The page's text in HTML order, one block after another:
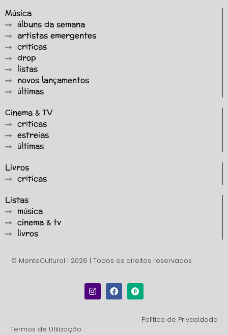
Música
álbuns da semana
artistas emergentes
críticas
drop
listas
novos lançamentos
últimas
Cinema & TV
críticas
estreias
últimas
Livros
críticas
Listas
música
cinema & tv
livros
© MenteCultural | 2026 | Todos os direitos reservados
Política de Privacidade
Termos de Utilização